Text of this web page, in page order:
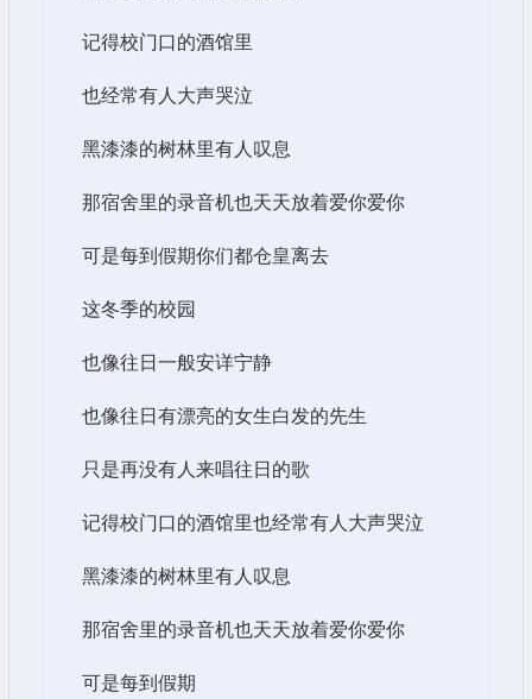
记得校门口的酒馆里
也经常有人大声哭泣
黑漆漆的树林里有人叹息
那宿舍里的录音机也天天放着爱你爱你
可是每到假期你们都仓皇离去
这冬季的校园
也像往日一般安详宁静
也像往日有漂亮的女生白发的先生
只是再没有人来唱往日的歌
记得校门口的酒馆里也经常有人大声哭泣
黑漆漆的树林里有人叹息
那宿舍里的录音机也天天放着爱你爱你
可是每到假期